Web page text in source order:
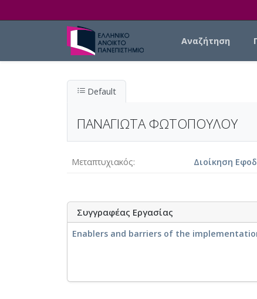
Αναζήτηση
Default
ΠΑΝΑΓΙΩΤΑ ΦΩΤΟΠΟΥΛΟΥ
Μεταπτυχιακός Διοίκηση
Συγγραφέας Εργασίας
Enablers and barriers of the